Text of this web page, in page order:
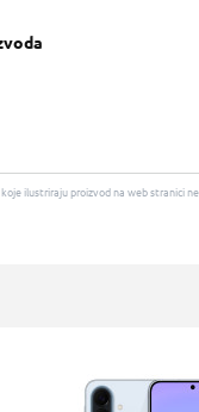
ilustriraju proizvod na web stranici